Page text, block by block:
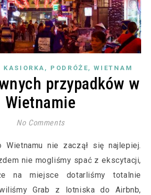
KASIORKA, PODRÓŻE,WIETNAM
przypadków w
Wietnamie
No Comments
nie mogliśmy spać z ekscytacji,
na miejsce dotarliśmy totalnie
Grab z lotniska do Airbnb,